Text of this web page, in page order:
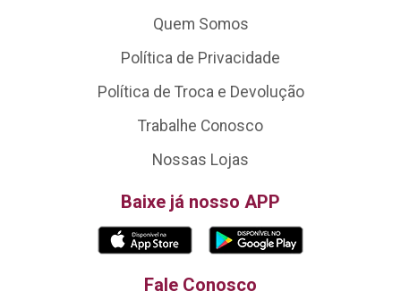
Quem Somos
Política de Privacidade
Política de Troca e Devolução
Trabalhe Conosco
Nossas Lojas
Baixe já nosso APP
Fale Conosco